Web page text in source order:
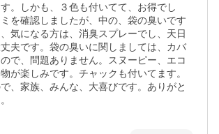
。しかも、３色も付いてて、お得でし
を確認しましたが、中の、袋の臭いです
気になる方は、消臭スプレーでし、天日
夫です。袋の臭いに関しましては、カバ
で、問題ありません。スヌーピー、エコ
が楽しみです。チャックも付いてます。
、家族、みんな、大喜びです。ありがと